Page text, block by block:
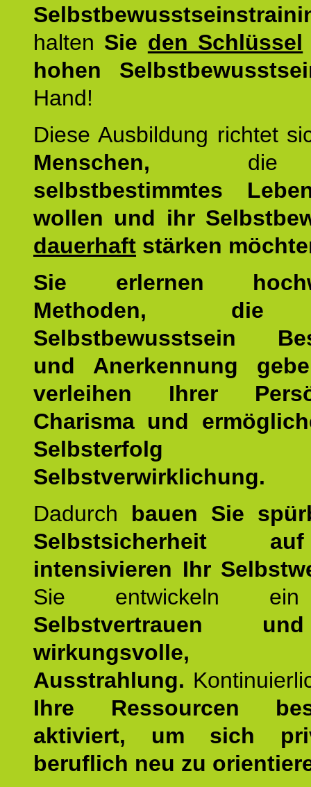
halten Sie den Schlüssel
hohen
Hand!
Diese Ausbildung richtet
Menschen,
selbstbestimmtes
wollen und ihr
dauerhaft stärken
Sie erlernen
Methoden, die
Selbstbewusstsein
und Anerkennung
verleihen Ihrer
Charisma und
Selbstverwirklichung.
Dadurch bauen Sie
Selbstsicherheit
intensivieren Ihr
Sie entwickeln ein
Selbstvertrauen
wirkungsvolle,
Ausstrahlung.
Ihre Ressourcen
aktiviert, um sich
beruflich neu zu